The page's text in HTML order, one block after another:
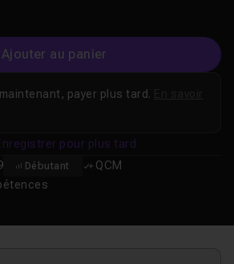
Ajouter au panier
Débutant
QCM
payer plus tard.
pour plus tard